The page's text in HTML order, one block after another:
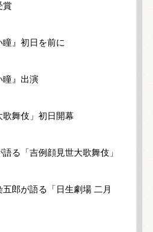
賞
』初日を前に
瞳』出演
舞伎」初日開幕
る「吉例顔見世大歌舞伎」
郎が語る「日生劇場 二月